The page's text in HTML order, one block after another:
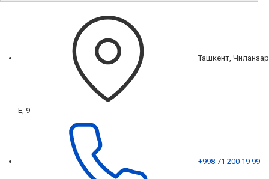
Ташкент, Чиланзар
Е, 9
+998 71 200 19 99